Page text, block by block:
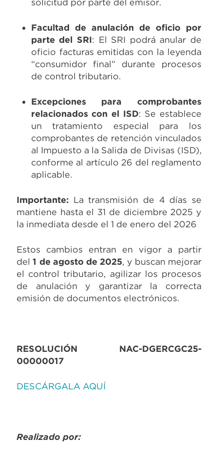
solicitud por parte del emisor.
Facultad de anulación de oficio por
parte del SRI: El SRI podrá anular de
oficio facturas emitidas con la leyenda
“consumidor final” durante procesos
de control tributario.
Excepciones para comprobantes
relacionados con el ISD: Se establece
un tratamiento especial para los
comprobantes de retención vinculados
al Impuesto a la Salida de Divisas (ISD),
conforme al artículo 26 del reglamento
aplicable.
Importante: La transmisión de 4 días se
mantiene hasta el 31 de diciembre 2025 y
la inmediata desde el 1 de enero del 2026
Estos cambios entran en vigor a partir
del1 de agosto de 2025, y buscan mejorar
el control tributario, agilizar los procesos
de anulación y garantizar la correcta
emisión de documentos electrónicos.
RESOLUCIÓN NAC-DGERCGC25-
00000017
DESCÁRGALA AQUÍ
Realizado por: